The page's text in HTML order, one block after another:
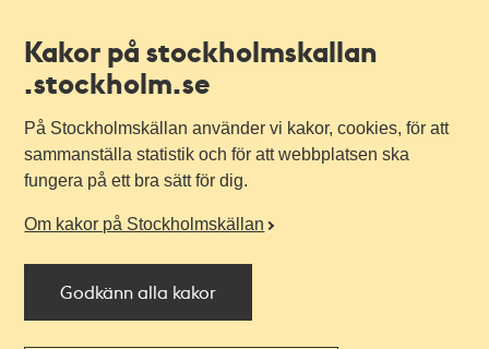
Kakor på stockholmskallan
.stockholm.se
På Stockholmskällan använder vi kakor, cookies, för att
sammanställa statistik och för att webbplatsen ska
fungera på ett bra sätt för dig.
Om kakor på Stockholmskällan
Godkänn alla kakor